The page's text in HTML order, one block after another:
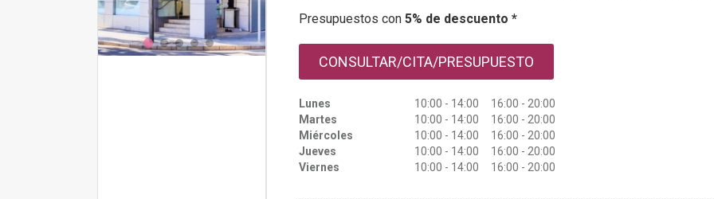
Presupuestos con 5% de descuento *
CONSULTAR/CITA/PRESUPUESTO
Lunes
10:00 - 14:00 16:00 - 20:00
Martes
10:00 - 14:00 16:00 - 20:00
Miércoles
10:00 - 14:00 16:00 - 20:00
Jueves
10:00 - 14:00 16:00 - 20:00
Viernes
10:00 - 14:00 16:00 - 20:00